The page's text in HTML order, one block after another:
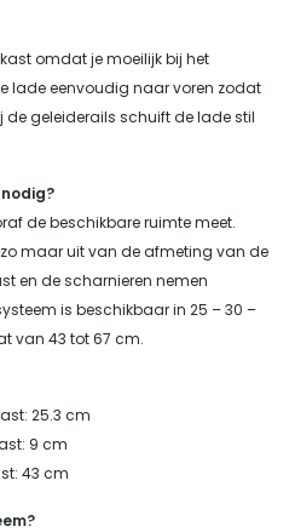
omdat je moeilijk bij het
lade eenvoudig naar voren zodat
de geleiderails schuift de lade stil
de beschikbare ruimte meet.
maar uit van de afmeting van de
en de scharnieren nemen
is beschikbaar in 25 – 30 –
van 43 tot 67 cm.
25.3 cm
9 cm
43 cm